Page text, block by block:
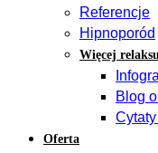
Referencje
Hipnoporód
Więcej
Blog
Oferta